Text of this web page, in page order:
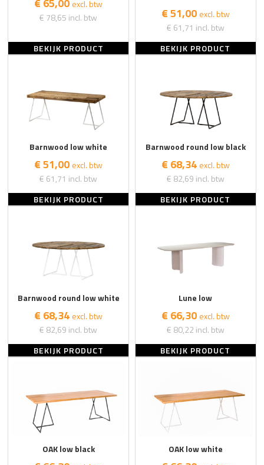
€ 65,00 excl. btw
€ 78,65 incl. btw
BEKIJK PRODUCT
€ 51,00 excl. btw
€ 61,71 incl. btw
BEKIJK PRODUCT
Barnwood low white
€ 51,00 excl. btw
€ 61,71 incl. btw
BEKIJK PRODUCT
Barnwood round low black
€ 68,34 excl. btw
€ 82,69 incl. btw
BEKIJK PRODUCT
Barnwood round low white
€ 68,34 excl. btw
€ 82,69 incl. btw
BEKIJK PRODUCT
Lune low
€ 66,30 excl. btw
€ 80,22 incl. btw
BEKIJK PRODUCT
OAK low black OAK low white